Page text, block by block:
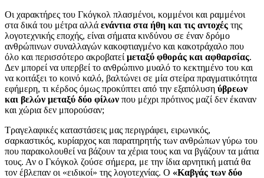
Οι χαρακτήρες του Γκόγκολ πλασμένοι, κομμένοι και ραμμένοι
στα δικά του μέτρα αλλά ενάντια στα ήθη και τις αντοχές της
λογοτεχνικής εποχής, είναι σήματα κινδύνου σε έναν δρόμο
ανθρώπινων συναλλαγών κακοφτιαγμένο και κακοτράχαλο που
όλο και περισσότερο ακροβατεί μεταξύ φθοράς και αφθαρσίας.
Δεν μπορεί να υπερβεί το ανθρώπινο μυαλό το κεκτημένο του και
να κοιτάξει το κοινό καλό, βαλτώνει σε μία στείρα πραγματικότητα
εφήμερη, τι κέρδος όμως προκύπτει από την εξαπόλυση ύβρεων
και βελών μεταξύ δύο φίλων που μέχρι πρότινος μαζί δεν έκαναν
και χώρια δεν μπορούσαν;
Τραγελαφικές καταστάσεις μας περιγράφει, ειρωνικός,
σαρκαστικός, κυρίαρχος και παρατηρητής των ανθρώπων γύρω του
που παρακολουθεί να βάζουν τα χέρια τους και να βγάζουν τα μάτια
τους. Αν ο Γκόγκολ ζούσε σήμερα, με την ίδια αρνητική ματιά θα
τον έβλεπαν οι «ειδικοί» της λογοτεχνίας. Ο «Καβγάς των δύο